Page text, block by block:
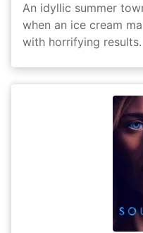
An idyllic summer
when an ice cream
with horrifying results.